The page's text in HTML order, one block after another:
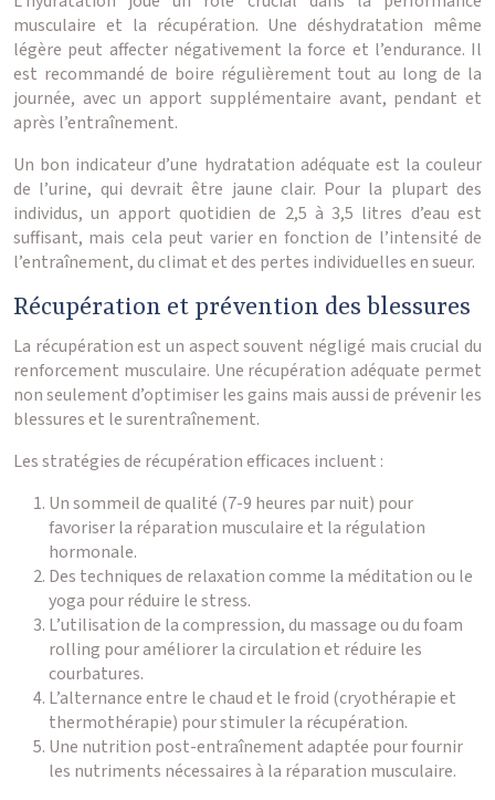
musculaire et la récupération. Une déshydratation même
légère peut affecter négativement la force et l’endurance. Il
est recommandé de boire régulièrement tout au long de la
journée, avec un apport supplémentaire avant, pendant et
après l’entraînement.
Un bon indicateur d’une hydratation adéquate est la couleur
de l’urine, qui devrait être jaune clair. Pour la plupart des
individus, un apport quotidien de 2,5 à 3,5 litres d’eau est
suffisant, mais cela peut varier en fonction de l’intensité de
l’entraînement, du climat et des pertes individuelles en sueur.
Récupération et prévention des blessures
La récupération est un aspect souvent négligé mais crucial du
renforcement musculaire. Une récupération adéquate permet
non seulement d’optimiser les gains mais aussi de prévenir les
blessures et le surentraînement.
Les stratégies de récupération efficaces incluent :
Un sommeil de qualité (7-9 heures par nuit) pour
favoriser la réparation musculaire et la régulation
hormonale.
Des techniques de relaxation comme la méditation ou le
yoga pour réduire le stress.
L’utilisation de la compression, du massage ou du foam
rolling pour améliorer la circulation et réduire les
courbatures.
L’alternance entre le chaud et le froid (cryothérapie et
thermothérapie) pour stimuler la récupération.
Une nutrition post-entraînement adaptée pour fournir
les nutriments nécessaires à la réparation musculaire.